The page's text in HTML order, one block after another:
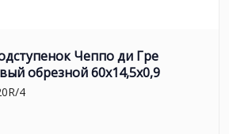
Чеппо ди Гре
обрезной 60x14,5x0,9
4